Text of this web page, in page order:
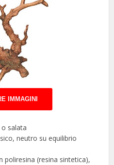
IMMAGINI
salata
neutro su equilibrio
poliresina (resina sintetica),